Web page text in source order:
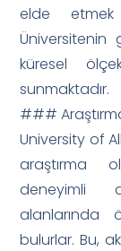
elde
Üniversitenin
küresel
sunmaktadır.
###
University of
araştırma
deneyimli
alanlarında
bulurlar. Bu,